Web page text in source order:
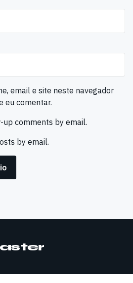
email e site neste navegador
eu comentar.
comments by email.
by email.